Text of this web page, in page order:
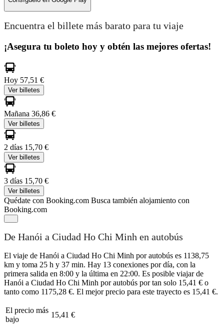
Encuentra el billete más barato para tu viaje
¡Asegura tu boleto hoy y obtén las mejores ofertas!
Hoy 57,51 €
Ver billetes
Mañana 36,86 €
Ver billetes
2 días 15,70 €
Ver billetes
3 días 15,70 €
Ver billetes
Quédate con Booking.com Busca también alojamiento con
Booking.com
De Hanói a Ciudad Ho Chi Minh en autobús
El viaje de Hanói a Ciudad Ho Chi Minh por autobús es 1138,75
km y toma 25 h y 37 min. Hay 13 conexiones por día, con la
primera salida en 8:00 y la última en 22:00. Es posible viajar de
Hanói a Ciudad Ho Chi Minh por autobús por tan solo 15,41 € o
tanto como 1175,28 €. El mejor precio para este trayecto es 15,41 €.
El precio más
bajo
15,41 €